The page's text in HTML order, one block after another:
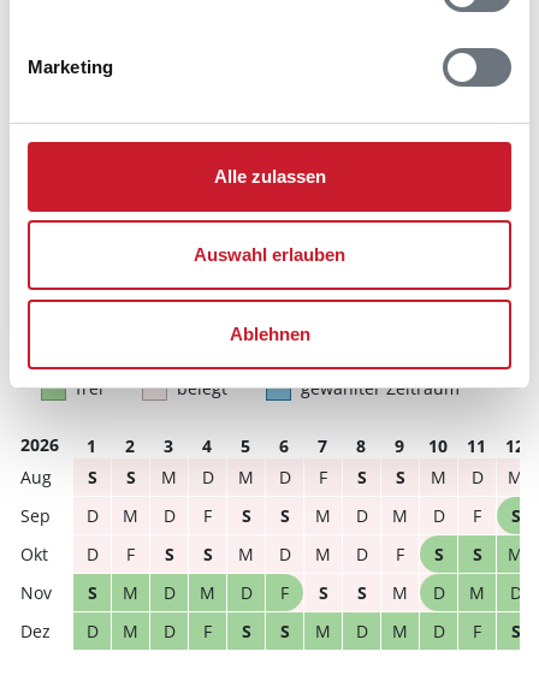
Marketing
Alle zulassen
Auswahl erlauben
Ablehnen
Anzahl Reisende auswählen
Sie bekommen Verfügbarkeit und Preis angezeigt
Reisedauer Anzahl Reisende
Bitte beachten Sie, dass sich bei Änderungen des
Reisezeitraumes auch Änderungen bei der
Hausbeschreibung und/oder der Ausstattung ergeben
frei belegt gewählter Zeitraum
2026 1 2 3 4 5 6 7 8 9 10 11
12
S
S M D M D F S S M D
M
D
M D F S S M D M D F
S
D
F S S M D M D F S S
M
S
M D M D F S S M D M
D
D
M D F S S M D M D F S